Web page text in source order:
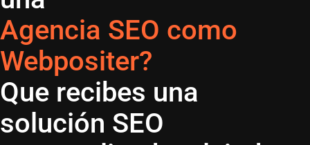
Agencia SEO como
Webpositer?
Que recibes una
solución SEO